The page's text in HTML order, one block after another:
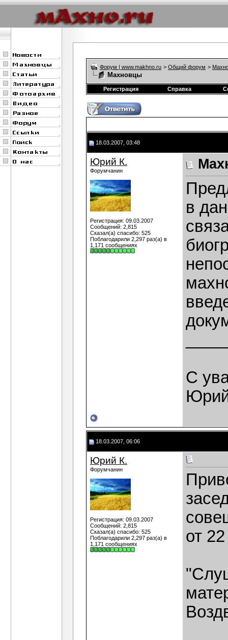
Форум | www.makhno.ru > Общий форум >
Махновцы
Регистрация Справка
18.03.2007, 03:48
Юрий К.
Форумчанин
Регистрация: 09.03.2007
Сообщений: 2,815
Сказал(а) спасибо: 525
Поблагодарили 2,297 раз(а) в
1,171 сообщениях
в
С
18.03.2007, 06:06
Юрий К.
Форумчанин
Регистрация: 09.03.2007
Сообщений: 2,815
Сказал(а) спасибо: 525
Поблагодарили 2,297 раз(а) в
1,171 сообщениях
от